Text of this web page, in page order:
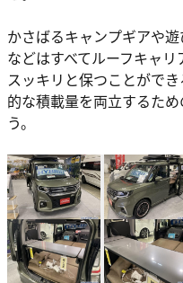
かさばるキャンプギアや
などはすべてルーフキャ
スッキリと保つことがで
的な積載量を両立するた
う。